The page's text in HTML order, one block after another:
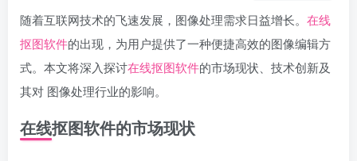
随着互联网技术的飞速发展，图像处理需求日益增长。 在线
抠图软件的出现，为用户提供了一种便捷高效的图像编辑方
式。本文将深入探讨在线抠图软件的市场现状、技术创新及
其对 图像处理行业的影响。
在线抠图软件的市场现状